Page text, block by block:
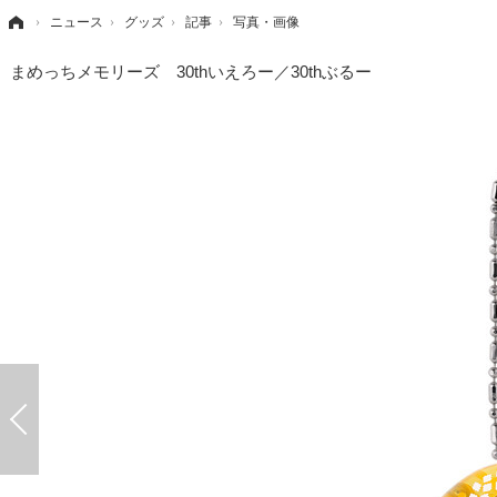
› ニュース › グッズ › 記事 › 写真・画像
まめっちメモリーズ 30thいえろー／30thぶるー